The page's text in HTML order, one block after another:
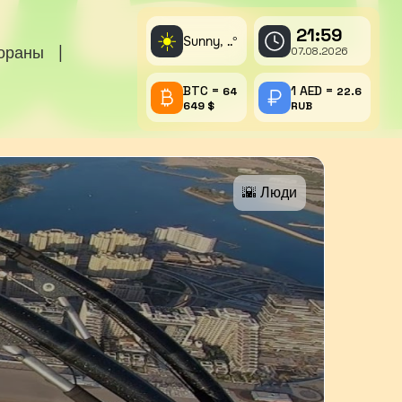
☀️ Sunny, ..° 21:59
07.08.2026
BTC = 64
649 $
1 AED = 22.6
RUB
🌇 Люди